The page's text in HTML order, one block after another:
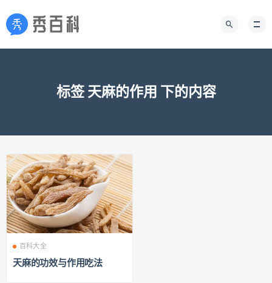
标签 天麻的作用 下的内容
百科大全
天麻的功效与作用吃法